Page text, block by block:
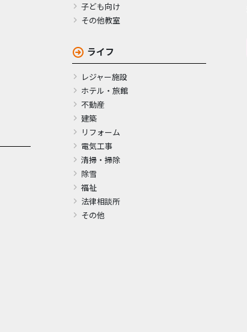
子ども向け
その他教室
ライフ
レジャー施設
ホテル・旅館
不動産
建築
リフォーム
電気工事
清掃・掃除
除雪
福祉
法律相談所
その他